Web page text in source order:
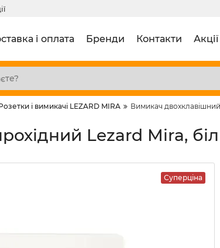
і оплата Бренди Контакти Акції
і вимикачі LEZARD MIRA Вимикач
Lezard Mira,
Суперціна